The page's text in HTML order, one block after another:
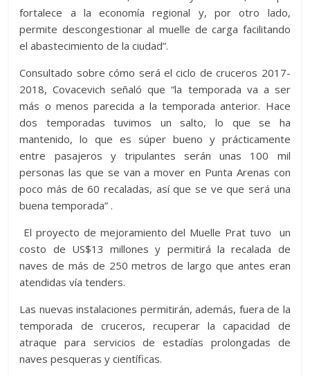
fortalece a la economía regional y, por otro lado,
permite descongestionar al muelle de carga facilitando
el abastecimiento de la ciudad”.
Consultado sobre cómo será el ciclo de cruceros 2017-
2018, Covacevich señaló que “la temporada va a ser
más o menos parecida a la temporada anterior. Hace
dos temporadas tuvimos un salto, lo que se ha
mantenido, lo que es súper bueno y prácticamente
entre pasajeros y tripulantes serán unas 100 mil
personas las que se van a mover en Punta Arenas con
poco más de 60 recaladas, así que se ve que será una
buena temporada” .
El proyecto de mejoramiento del Muelle Prat tuvo un
costo de US$13 millones y permitirá la recalada de
naves de más de 250 metros de largo que antes eran
atendidas vía tenders.
Las nuevas instalaciones permitirán, además, fuera de la
temporada de cruceros, recuperar la capacidad de
atraque para servicios de estadías prolongadas de
naves pesqueras y científicas.